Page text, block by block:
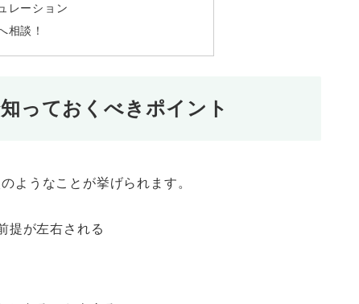
レーション
相談！
っておくべきポイント
ようなことが挙げられます。
提が左右される